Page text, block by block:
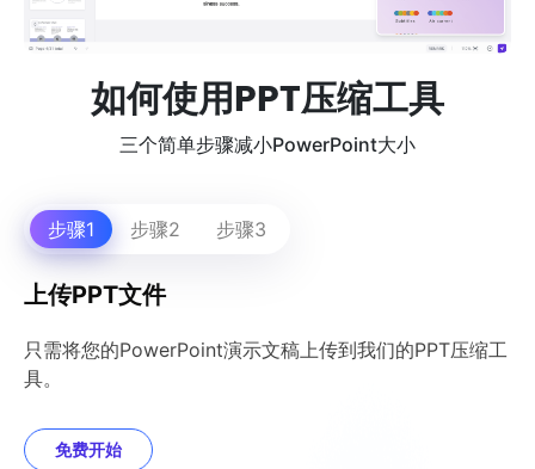
如何使用PPT压缩工具
三个简单步骤减小PowerPoint大小
步骤1 步骤2 步骤3
上传PPT文件
只需将您的PowerPoint演示文稿上传到我们的PPT压缩工
具。
免费开始